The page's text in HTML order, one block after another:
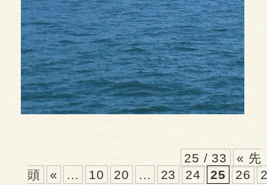
25 / 33
« 先
頭
« ... 10 20 ... 23 24 25 26